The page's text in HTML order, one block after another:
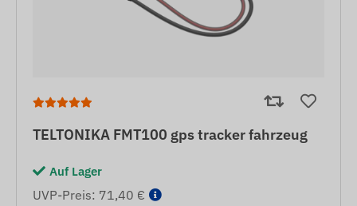
TELTONIKA FMT100 gps tracker fahrzeug
Auf Lager
UVP-Preis: 71,40 €